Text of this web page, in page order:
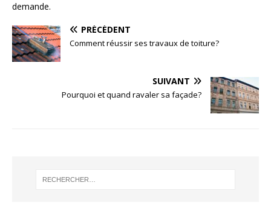
demande.
PRÉCÉDENT
Comment réussir ses travaux de toiture?
SUIVANT
Pourquoi et quand ravaler sa façade?